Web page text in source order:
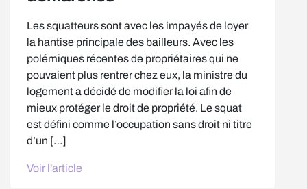
Les squatteurs sont avec les impayés de loyer
la hantise principale des bailleurs. Avec les
polémiques récentes de propriétaires qui ne
pouvaient plus rentrer chez eux, la ministre du
logement a décidé de modifier la loi afin de
mieux protéger le droit de propriété. Le squat
est défini comme l’occupation sans droit ni titre
d’un […]
Voir l'article